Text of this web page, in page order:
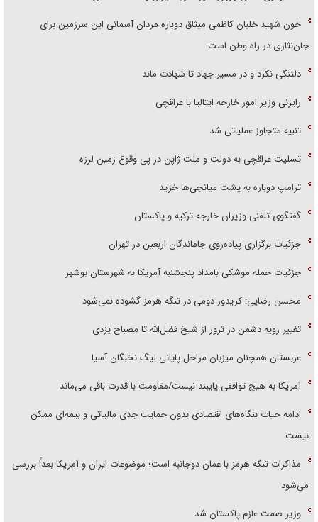
خون شهید خلبان کاظمی میثاق دوباره مردان آسمانی این سرزمین برای
جان‌نثاری در راه وطن است
دلتنگی نکرد و در مسیر جهاد تا شهادت ماند
رایزنی وزیر امور خارجه ایتالیا با عراقچی
تنبیه متجاوز عملیاتی شد
تسلیت عراقچی به دولت و ملت ژاپن در پی وقوع زمین لرزه
ترامپ دوباره به پشت میانجی‌ها خزید
گفتگوی تلفنی وزیران خارجه ترکیه و پاکستان
جزئیات برگزاری پیاده‌روی جاماندگان اربعین در تهران
جزئیات حمله موشکی بامداد پنجشنبه آمریکا به شهرستان بوشهر
محسن رضایی: کریدور دومی در تنگه هرمز گشوده نمی‌شود
تغییر رویه دشمن در ترور از شیخ فضل‌الله تا مصباح یزدی
عربستان همچنان میزبان مراحل پایانی لیگ نخبگان آسیا
آمریکا به هیچ توافقی پایبند نیست/مقاومت با قدرت باقی می‌ماند
ادامه حیات بنگاه‌های اقتصادی بدون حمایت جدی مالیاتی و بیمه‌ای ممکن
نیست
مذاکرات تنگه هرمز با عمان دوجانبه است؛ موضوعات ایران و آمریکا بعداً بررسی
می‌شود
وزیر صمت عازم پاکستان شد